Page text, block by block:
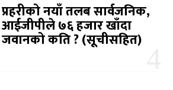
प्रहरीको नयाँ तलब सार्वजनिक,
आईजीपीले ७६ हजार खाँदा
जवानको कति ? (सूचीसहित)